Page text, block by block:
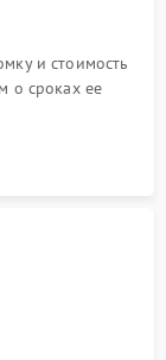
и стоимость
о сроках ее